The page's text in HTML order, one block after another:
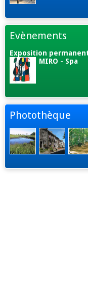
Evènements
Exposition
MIRO - Spa
Photothèque